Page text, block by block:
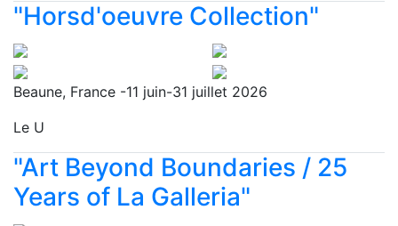
"Horsd'oeuvre Collection"
Beaune, France -11 juin-31 juillet 2026
Le U
"Art Beyond Boundaries / 25
Years of La Galleria"